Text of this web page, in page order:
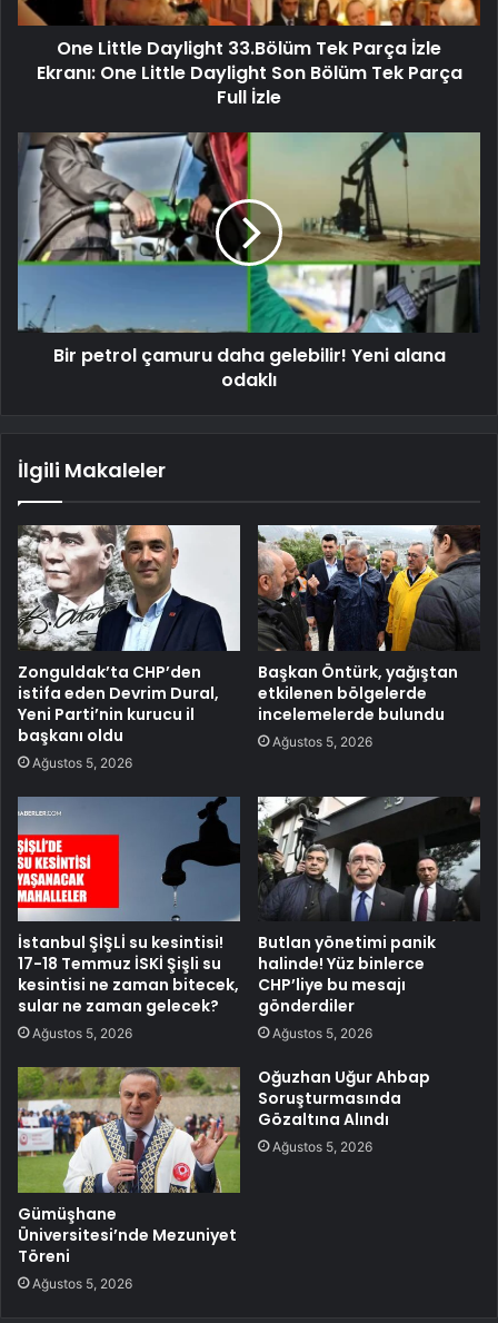
One Little Daylight 33.Bölüm Tek Parça İzle
Ekranı: One Little Daylight Son Bölüm Tek Parça
Full İzle
Bir petrol çamuru daha gelebilir! Yeni alana
odaklı
İlgili Makaleler
Zonguldak’ta CHP’den
istifa eden Devrim Dural,
Yeni Parti’nin kurucu il
başkanı oldu
Ağustos 5, 2026
Başkan Öntürk, yağıştan
etkilenen bölgelerde
incelemelerde bulundu
Ağustos 5, 2026
İstanbul ŞİŞLİ su kesintisi!
17-18 Temmuz İSKİ Şişli su
kesintisi ne zaman bitecek,
sular ne zaman gelecek?
Ağustos 5, 2026
Butlan yönetimi panik
halinde! Yüz binlerce
CHP’liye bu mesajı
gönderdiler
Ağustos 5, 2026
Gümüşhane
Üniversitesi’nde Mezuniyet
Töreni
Ağustos 5, 2026
Oğuzhan Uğur Ahbap
Soruşturmasında
Gözaltına Alındı
Ağustos 5, 2026